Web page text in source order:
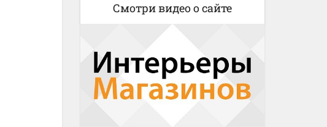
Смотри видео о сайте